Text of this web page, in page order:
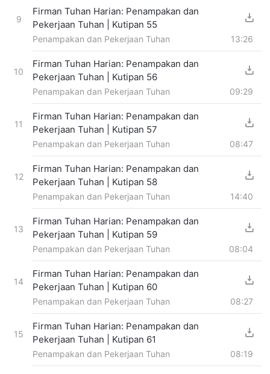
9
Firman Tuhan Harian: Penampakan dan
Pekerjaan Tuhan | Kutipan 55
Penampakan dan Pekerjaan Tuhan 13:26
10
Firman Tuhan Harian: Penampakan dan
Pekerjaan Tuhan | Kutipan 56
Penampakan dan Pekerjaan Tuhan 09:29
11
Firman Tuhan Harian: Penampakan dan
Pekerjaan Tuhan | Kutipan 57
Penampakan dan Pekerjaan Tuhan 08:47
12
Firman Tuhan Harian: Penampakan dan
Pekerjaan Tuhan | Kutipan 58
Penampakan dan Pekerjaan Tuhan 14:40
13
Firman Tuhan Harian: Penampakan dan
Pekerjaan Tuhan | Kutipan 59
Penampakan dan Pekerjaan Tuhan 08:04
14
Firman Tuhan Harian: Penampakan dan
Pekerjaan Tuhan | Kutipan 60
Penampakan dan Pekerjaan Tuhan 08:27
15
Firman Tuhan Harian: Penampakan dan
Pekerjaan Tuhan | Kutipan 61
Penampakan dan Pekerjaan Tuhan 08:19